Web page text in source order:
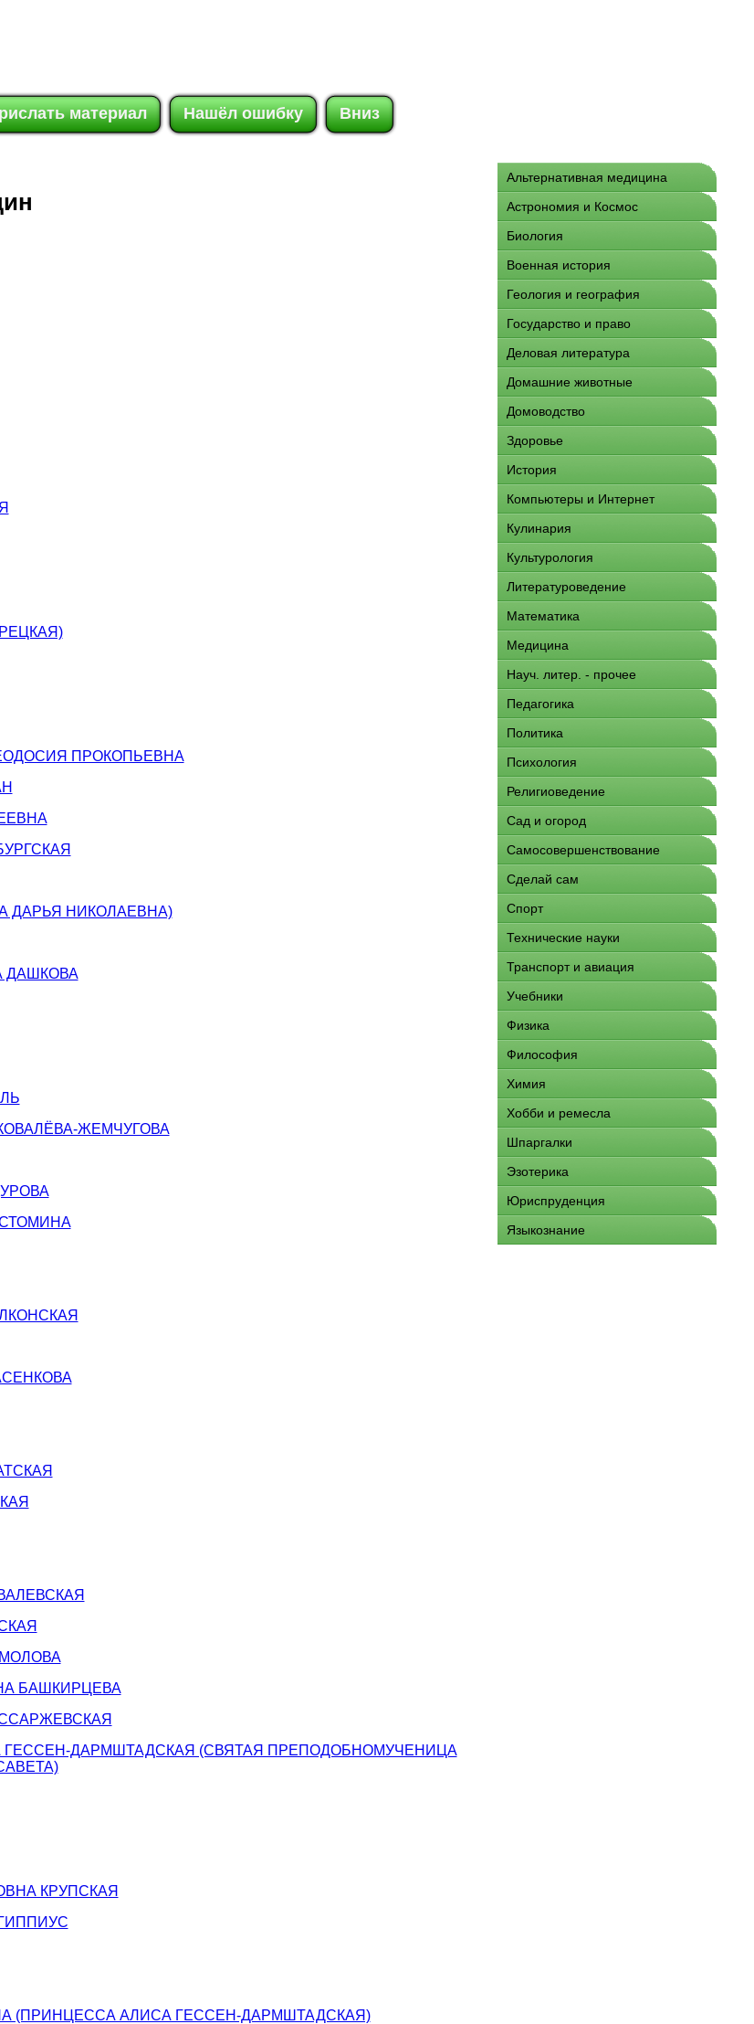
материал Нашёл ошибку Вниз
ПРОКОПЬЕВНА
ДАРЬЯ НИКОЛАЕВНА)
ДАШКОВА
ЖЕМЧУГОВА
БАШКИРЦЕВА
ГЕССЕН-ДАРМШТАДСКАЯ (СВЯТАЯ ПРЕПОДОБНОМУЧЕНИЦА
КРУПСКАЯ
(ПРИНЦЕССА АЛИСА ГЕССЕН-ДАРМШТАДСКАЯ)
Альтернативная медицина
Астрономия и Космос
Биология
Военная история
Геология и география
Государство и право
Деловая литература
Домашние животные
Домоводство
Здоровье
История
Компьютеры и Интернет
Кулинария
Культурология
Литературоведение
Математика
Медицина
Науч. литер. - прочее
Педагогика
Политика
Психология
Религиоведение
Сад и огород
Самосовершенствование
Сделай сам
Спорт
Технические науки
Транспорт и авиация
Учебники
Физика
Философия
Химия
Хобби и ремесла
Шпаргалки
Эзотерика
Юриспруденция
Языкознание